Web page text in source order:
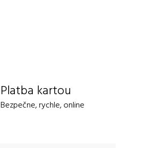
Platba kartou
Bezpečne, rychle, online